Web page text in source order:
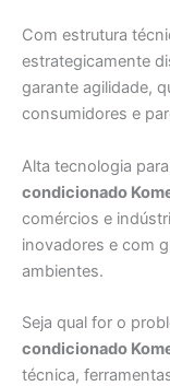
Com estrutura
estrategicamente
garante agilidade,
consumidores e
Alta tecnologia
condicionado
comércios e
inovadores e com
ambientes.
Seja qual for o
condicionado
técnica,